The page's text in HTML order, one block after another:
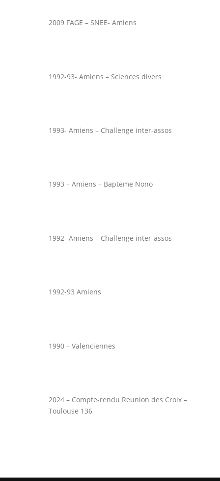
2009 FAGE – SNEE- Amiens
1992-93- Amiens – Sciences divers
1993- Amiens – Challenge inter-assos
1993 – Amiens – Bapteme Nono
1992- Amiens – Challenge inter-assos
1992-93 Amiens
1990 – Valenciennes
2024 – Compte-rendu Reunion des Croix –
Toulouse 136